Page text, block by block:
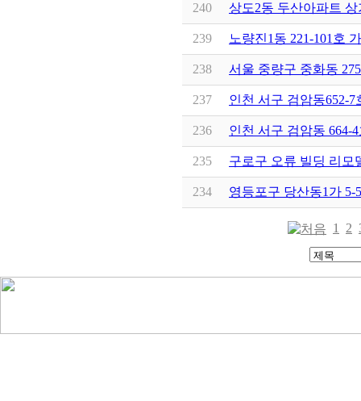
240 상도2동 두산아파트
239 노량진1동 221-101호
238 서울 중량구 중화동
237 인천 서구 검암동652-
236 인천 서구 검암동 664-
235 구로구 오류 빌딩 리모
234 영등포구 당산동1가 5-
1 2